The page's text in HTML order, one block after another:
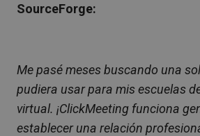
SourceForge:
Me pasé meses buscando una
pudiera usar para mis escuelas
virtual. ¡ClickMeeting funciona
establecer una relación